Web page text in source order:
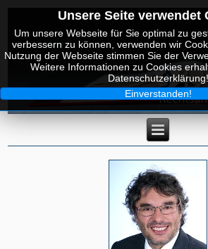
Unsere Seite verwendet
Um unsere Webseite für Sie optimal zu
verbessern zu können, verwenden wir
Nutzung der Webseite stimmen Sie der
Weitere Informationen zu Cookies
Datenschutzerklärung!
Einverstanden!